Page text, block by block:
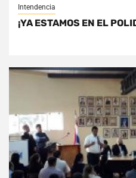
Intendencia
¡YA ESTAMOS EN EL